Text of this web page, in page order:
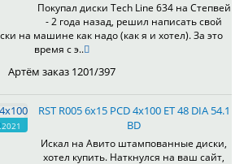
Покупал диски Tech Line 634 на Степвей
- 2 года назад, решил написать свой
на машине как надо (как я и хотел). За это
время с э..
Артём заказ 1201/397
RST R005 6x15 PCD 4x100 ET 48 DIA 54.1
BD
Искал на Авито штампованные диски,
хотел купить. Наткнулся на ваш сайт,